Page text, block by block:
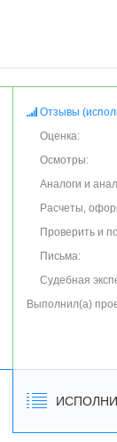
Отзывы
Оценка:
Осмотры:
Аналоги и
Расчеты,
Проверить и
Письма:
Судебная
Выполнил(а)